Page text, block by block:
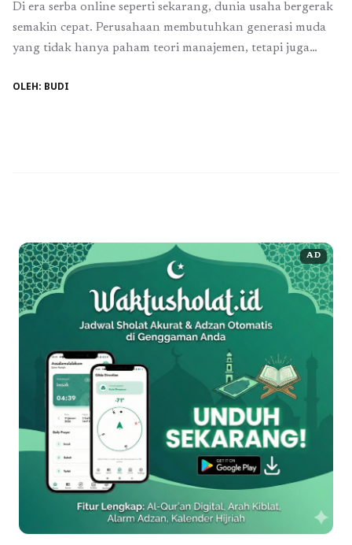
Di era serba online seperti sekarang, dunia usaha bergerak
semakin cepat. Perusahaan membutuhkan generasi muda
yang tidak hanya paham teori manajemen, tetapi juga
menjadi bagian dari perubahan ini, maka memilih jurusan
OLEH: BUDI
AD